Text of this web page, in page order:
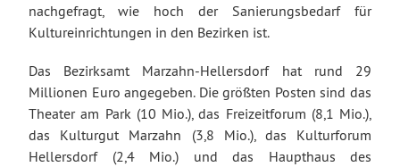
nachgefragt, wie hoch der Sanierungsbedarf für
Kultureinrichtungen in den Bezirken ist.
Das Bezirksamt Marzahn-Hellersdorf hat rund 29
Millionen Euro angegeben. Die größten Posten sind das
Theater am Park (10 Mio.), das Freizeitforum (8,1 Mio.),
das Kulturgut Marzahn (3,8 Mio.), das Kulturforum
Hellersdorf (2,4 Mio.) und das Haupthaus des